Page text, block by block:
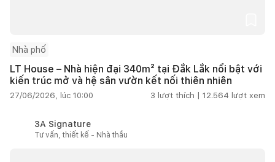
Nhà phố
LT House – Nhà hiện đại 340m² tại Đắk Lắk nổi bật với
kiến trúc mở và hệ sân vườn kết nối thiên nhiên
27/06/2026, lúc 10:00 3 lượt thích | 12.564 lượt xem
3A Signature
Tư vấn, thiết kế - Nhà thầu